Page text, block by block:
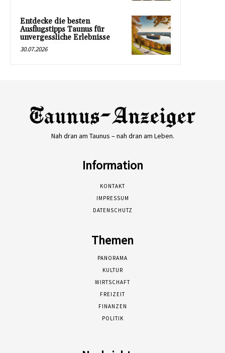
Entdecke die besten
Ausflugstipps Taunus für
unvergessliche Erlebnisse
30.07.2026
Nah dran am Taunus – nah dran am Leben.
Information
KONTAKT
IMPRESSUM
DATENSCHUTZ
Themen
PANORAMA
KULTUR
WIRTSCHAFT
FREIZEIT
FINANZEN
POLITIK